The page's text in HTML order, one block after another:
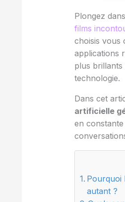
Plongez
films
choisis vous
applications
plus brillants
technologie.
Dans cet
artificielle
en
Pourquoi
autant ?